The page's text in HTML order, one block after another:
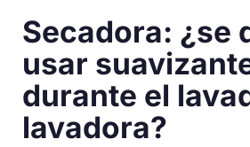
Secadora: ¿se
usar
durante el
lavadora?